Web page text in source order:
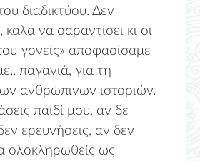
διαδικτύου. Δεν
να σαραντίσει κι οι
γονείς» αποφασίσαμε
παγανιά, για τη
ανθρώπινων ιστοριών.
παιδί μου, αν δε
ερευνήσεις, αν δεν
ολοκληρωθείς ως